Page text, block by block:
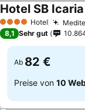
4 Sterne Hotel
Hotel SB Icaria
8,1 Sehr gut
Ab 82 €
Preise von 10